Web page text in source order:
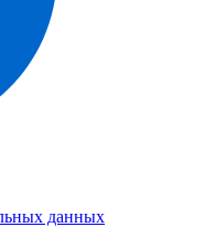
данных